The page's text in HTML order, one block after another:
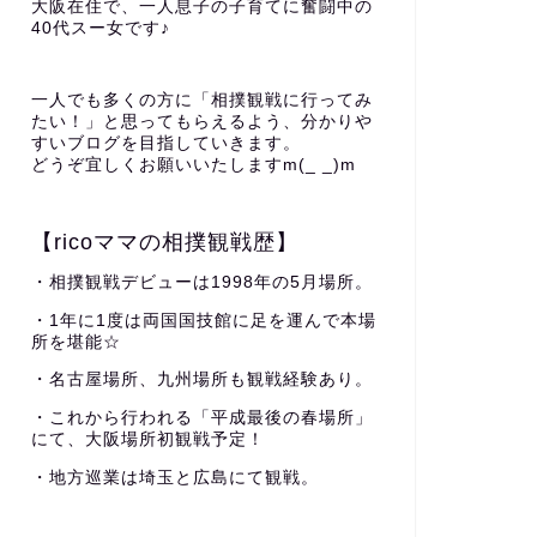
大阪在住で、一人息子の子育てに奮闘中の
40代スー女です♪
一人でも多くの方に「相撲観戦に行ってみ
たい！」と思ってもらえるよう、分かりや
すいブログを目指していきます。
どうぞ宜しくお願いいたしますm(_ _)m
【ricoママの相撲観戦歴】
・相撲観戦デビューは1998年の5月場所。
・1年に1度は両国国技館に足を運んで本場
所を堪能☆
・名古屋場所、九州場所も観戦経験あり。
・これから行われる「平成最後の春場所」
にて、大阪場所初観戦予定！
・地方巡業は埼玉と広島にて観戦。